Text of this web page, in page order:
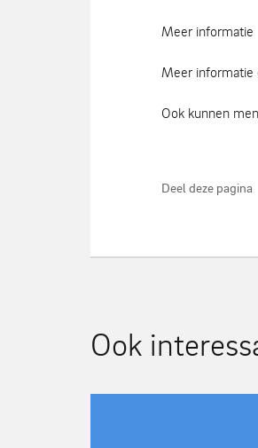
Meer informatie
Meer informatie
Ook kunnen
Deel deze pagina
Ook